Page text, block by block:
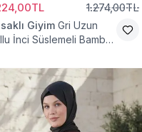
1.274,00TL
Giyim Gri Uzun
İnci Süslemeli Bambu